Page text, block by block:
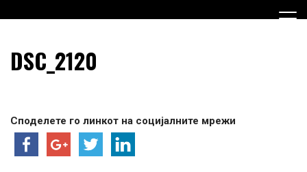
to
Граѓанска Опција за
Македонија
DSC_2120
Споделете го линкот на социјалните мрежи